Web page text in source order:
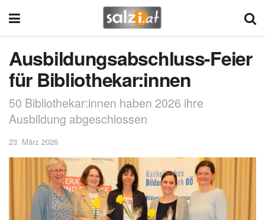
Ausbildungsabschluss-Feier
für Bibliothekar:innen
50 Bibliothekar:innen haben 2026 ihre
Ausbildung abgeschlossen
23. März 2026